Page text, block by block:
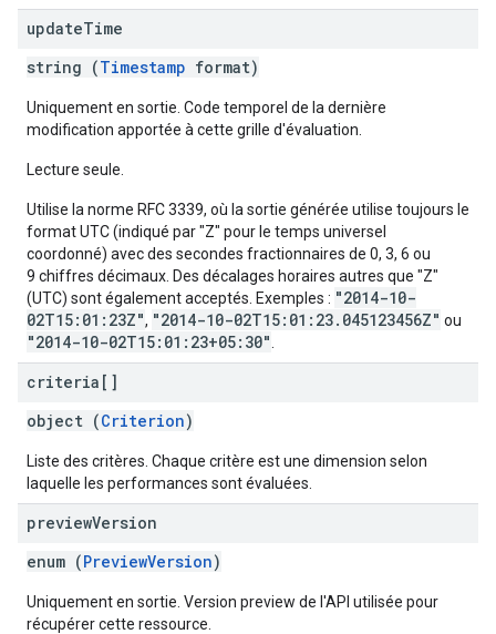
updateTime
string (Timestamp format)
Uniquement en sortie. Code temporel de la dernière
modification apportée à cette grille d'évaluation.
Lecture seule.
Utilise la norme RFC 3339, où la sortie générée utilise toujours le
format UTC (indiqué par "Z" pour le temps universel
coordonné) avec des secondes fractionnaires de 0, 3, 6 ou
9 chiffres décimaux. Des décalages horaires autres que "Z"
(UTC) sont également acceptés. Exemples : "2014-10-
02T15:01:23Z", "2014-10-02T15:01:23.045123456Z" ou
"2014-10-02T15:01:23+05:30"
criteria[]
object (Criterion)
Liste des critères. Chaque critère est une dimension selon
laquelle les performances sont évaluées.
previewVersion
enum (PreviewVersion)
Uniquement en sortie. Version preview de l'API utilisée pour
récupérer cette ressource.